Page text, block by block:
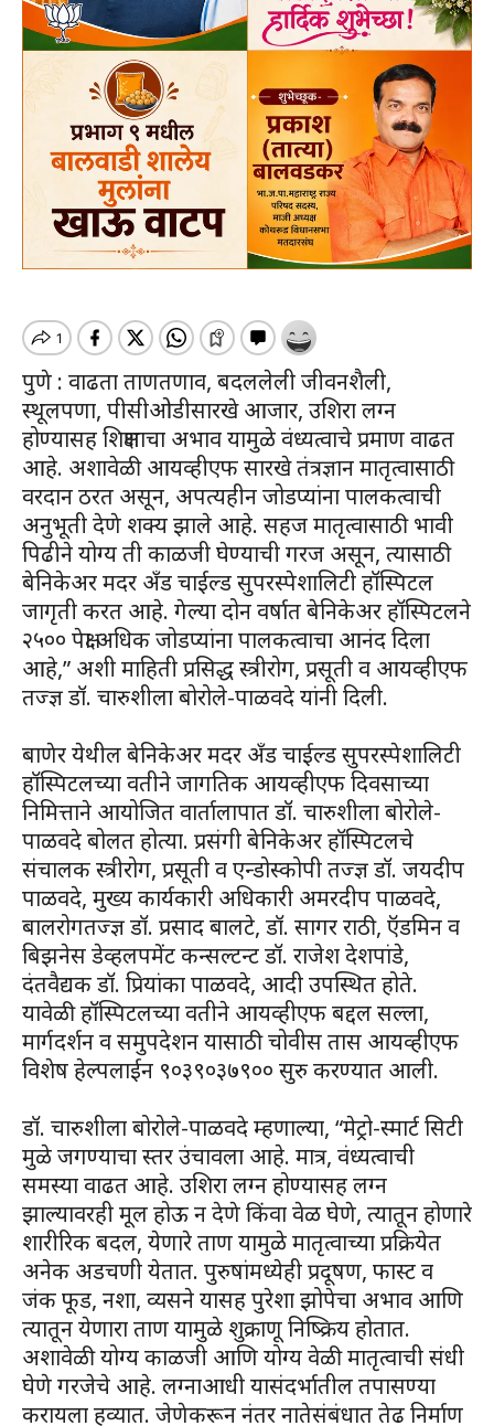
पुणे : वाढता ताणतणाव, बदललेली जीवनशैली,
स्थूलपणा, पीसीओडीसारखे आजार, उशिरा लग्न
होण्यासह शिक्षणाचा अभाव यामुळे वंध्यत्वाचे प्रमाण वाढत
आहे. अशावेळी आयव्हीएफ सारखे तंत्रज्ञान मातृत्वासाठी
वरदान ठरत असून, अपत्यहीन जोडप्यांना पालकत्वाची
अनुभूती देणे शक्य झाले आहे. सहज मातृत्वासाठी भावी
पिढीने योग्य ती काळजी घेण्याची गरज असून, त्यासाठी
बेनिकेअर मदर अँड चाईल्ड सुपरस्पेशालिटी हॉस्पिटल
जागृती करत आहे. गेल्या दोन वर्षात बेनिकेअर हॉस्पिटलने
२५०० पेक्षा अधिक जोडप्यांना पालकत्वाचा आनंद दिला
आहे,” अशी माहिती प्रसिद्ध स्त्रीरोग, प्रसूती व आयव्हीएफ
तज्ज्ञ डॉ. चारुशीला बोरोले-पाळवदे यांनी दिली.
बाणेर येथील बेनिकेअर मदर अँड चाईल्ड सुपरस्पेशालिटी
हॉस्पिटलच्या वतीने जागतिक आयव्हीएफ दिवसाच्या
निमित्ताने आयोजित वार्तालापात डॉ. चारुशीला बोरोले-
पाळवदे बोलत होत्या. प्रसंगी बेनिकेअर हॉस्पिटलचे
संचालक स्त्रीरोग, प्रसूती व एन्डोस्कोपी तज्ज्ञ डॉ. जयदीप
पाळवदे, मुख्य कार्यकारी अधिकारी अमरदीप पाळवदे,
बालरोगतज्ज्ञ डॉ. प्रसाद बालटे, डॉ. सागर राठी, ऍडमिन व
बिझनेस डेव्हलपमेंट कन्सल्टन्ट डॉ. राजेश देशपांडे,
दंतवैद्यक डॉ. प्रियांका पाळवदे, आदी उपस्थित होते.
यावेळी हॉस्पिटलच्या वतीने आयव्हीएफ बद्दल सल्ला,
मार्गदर्शन व समुपदेशन यासाठी चोवीस तास आयव्हीएफ
विशेष हेल्पलाईन ९०३९०३७९०० सुरु करण्यात आली.
डॉ. चारुशीला बोरोले-पाळवदे म्हणाल्या, “मेट्रो-स्मार्ट सिटी
मुळे जगण्याचा स्तर उंचावला आहे. मात्र, वंध्यत्वाची
समस्या वाढत आहे. उशिरा लग्न होण्यासह लग्न
झाल्यावरही मूल होऊ न देणे किंवा वेळ घेणे, त्यातून होणारे
शारीरिक बदल, येणारे ताण यामुळे मातृत्वाच्या प्रक्रियेत
अनेक अडचणी येतात. पुरुषांमध्येही प्रदूषण, फास्ट व
जंक फूड, नशा, व्यसने यासह पुरेशा झोपेचा अभाव आणि
त्यातून येणारा ताण यामुळे शुक्राणू निष्क्रिय होतात.
अशावेळी योग्य काळजी आणि योग्य वेळी मातृत्वाची संधी
घेणे गरजेचे आहे. लग्नाआधी यासंदर्भातील तपासण्या
करायला हव्यात. जेणेकरून नंतर नातेसंबंधात तेढ निर्माण